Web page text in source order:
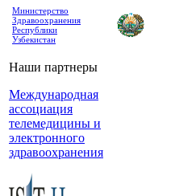
Министерство
Здравоохранения
Республики
Узбекистан
Наши партнеры
Международная
ассоциация
телемедицины и
электронного
здравоохранения